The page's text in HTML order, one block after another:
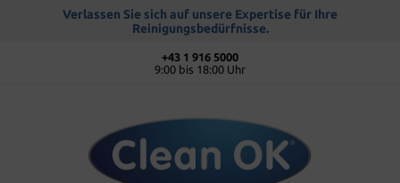
springenVerlassen Sie sich auf unsere Expertise für Ihre
Reinigungsbedürfnisse.
+43 1 916 5000
9:00 bis 18:00 Uhr